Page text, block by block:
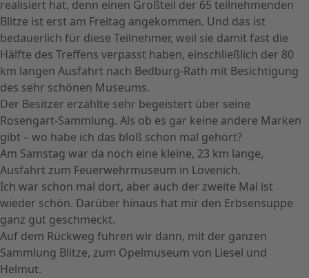
realisiert hat, denn einen Großteil der 65 teilnehmenden
Blitze ist erst am Freitag angekommen. Und das ist
bedauerlich für diese Teilnehmer, weil sie damit fast die
Hälfte des Treffens verpasst haben, einschließlich der 80
km langen Ausfahrt nach Bedburg-Rath mit Besichtigung
des sehr schönen Museums.
Der Besitzer erzählte sehr begeistert über seine
Rosengart-Sammlung. Als ob es gar keine andere Marken
gibt – wo habe ich das bloß schon mal gehört?
Am Samstag war da noch eine kleine, 23 km lange,
Ausfahrt zum Feuerwehrmuseum in Lövenich.
Ich war schon mal dort, aber auch der zweite Mal ist
wieder schön. Darüber hinaus hat mir den Erbsensuppe
ganz gut geschmeckt.
Auf dem Rückweg fuhren wir dann, mit der ganzen
Sammlung Blitze, zum Opelmuseum von Liesel und
Helmut.